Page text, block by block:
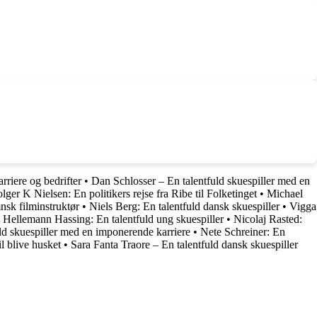
og bedrifter• Dan Schlosser – En talentfuld skuespiller med en
K Nielsen: En politikers rejse fra Ribe til Folketinget • Michael
filminstruktør• Niels Berg: En talentfuld dansk skuespiller• Vigga
Hassing: En talentfuld ung skuespiller• Nicolaj Rasted:
skuespiller med en imponerende karriere • Nete Schreiner: En
blive husket • Sara Fanta Traore – En talentfuld dansk skuespiller